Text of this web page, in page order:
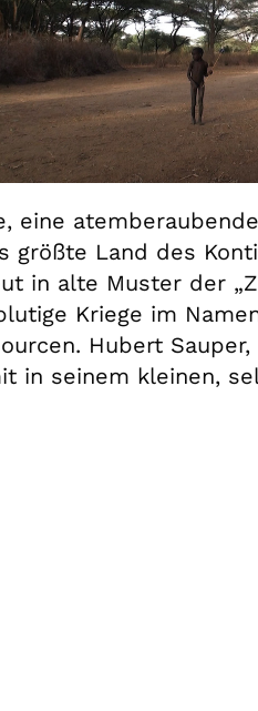
eine
größte Land des
in alte Muster der
Kriege im
Hubert Sauper,
in seinem kleinen,